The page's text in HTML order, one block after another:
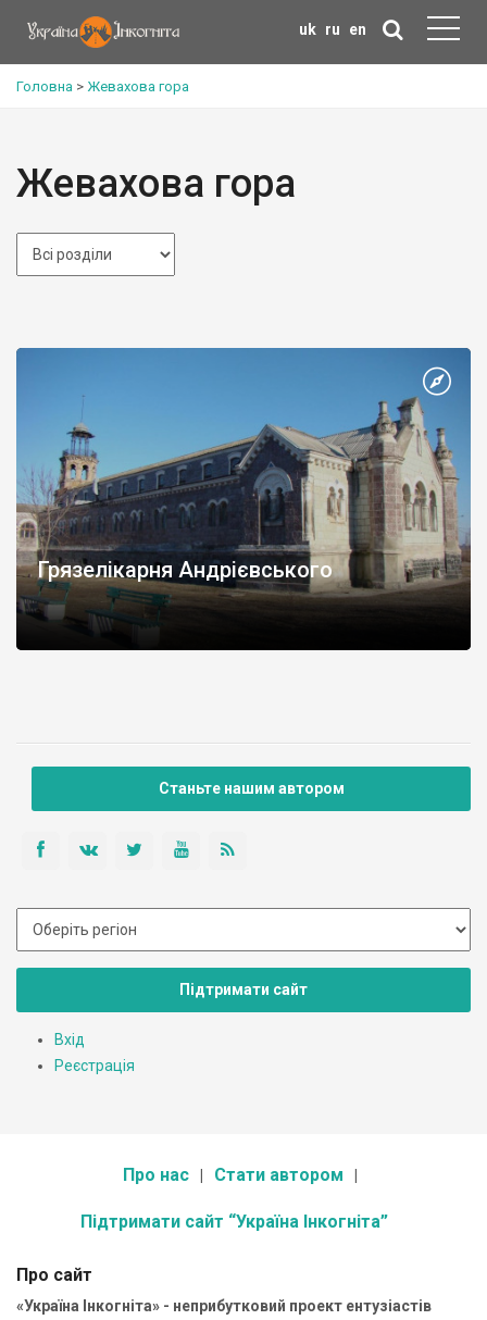
uk ru en
Головна > Жевахова гора
Жевахова гора
Грязелікарня Андрієвського
Станьте нашим автором
Підтримати сайт
Вхід
Реєстрація
Про нас Стати автором
Підтримати сайт “Україна Інкогніта”
Про сайт
«Україна Інкогніта» - неприбутковий проект ентузіастів